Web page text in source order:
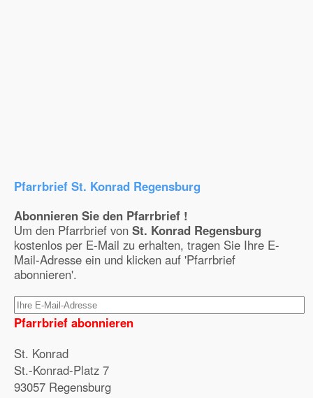
Pfarrbrief St. Konrad Regensburg
Abonnieren Sie den Pfarrbrief !
Um den Pfarrbrief von St. Konrad Regensburg
kostenlos per E-Mail zu erhalten, tragen Sie Ihre E-
Mail-Adresse ein und klicken auf 'Pfarrbrief
abonnieren'.
Pfarrbrief abonnieren
St. Konrad
St.-Konrad-Platz 7
93057 Regensburg